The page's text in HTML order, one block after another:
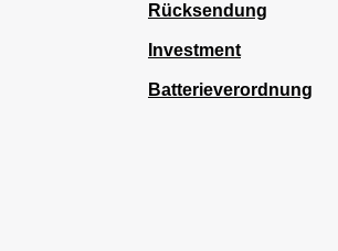
Rücksendung
Investment
Batterieverordnung